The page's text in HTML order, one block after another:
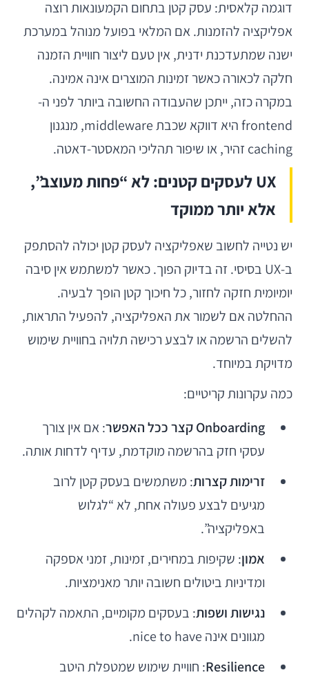
דוגמה קלאסית: עסק קטן בתחום הקמעונאות רוצה
אפליקציה להזמנות. אם המלאי בפועל מנוהל במערכת
ישנה שמתעדכנת ידנית, אין טעם ליצור חוויית הזמנה
חלקה לכאורה כאשר זמינות המוצרים אינה אמינה.
במקרה כזה, ייתכן שהעבודה החשובה ביותר לפני ה-
frontend היא דווקא שכבת middleware, מנגנון
caching זהיר, או שיפור תהליכי המאסטר-דאטה.
UX לעסקים קטנים: לא “פחות מעוצב”,
אלא יותר ממוקד
יש נטייה לחשוב שאפליקציה לעסק קטן יכולה להסתפק
ב-UX בסיסי. זה בדיוק הפוך. כאשר למשתמש אין סיבה
יומיומית חזקה לחזור, כל חיכוך קטן הופך לבעיה.
ההחלטה אם לשמור את האפליקציה, להפעיל התראות,
להשלים הרשמה או לבצע רכישה תלויה בחוויית שימוש
מדויקת במיוחד.
כמה עקרונות קריטיים:
Onboarding קצר ככל האפשר
: אם אין צורך
עסקי חזק בהרשמה מוקדמת, עדיף לדחות אותה.
זרימות קצרות: משתמשים בעסק קטן לרוב
מגיעים לבצע פעולה אחת, לא “לגלוש
באפליקציה”.
אמון: שקיפות במחירים, זמינות, זמני אספקה
ומדיניות ביטולים חשובה יותר מאנימציות.
נגישות ושפות: בעסקים מקומיים, התאמה לקהלים
מגוונים אינה nice to have.
Resilience: חוויית שימוש שמטפלת היטב